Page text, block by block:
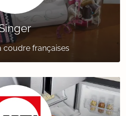
coudre françaises